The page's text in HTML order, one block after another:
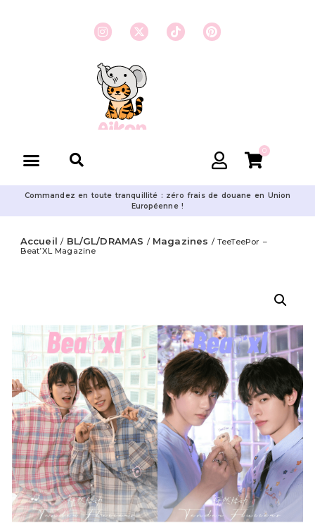
0
Commandez en toute tranquillité : zéro frais de douane en Union
Européenne !
Accueil / BL/GL/DRAMAS / Magazines / TeeTeePor –
Beat’XL Magazine